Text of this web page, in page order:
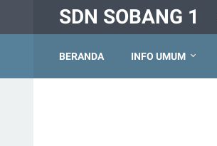
SDN SOBANG 1
BERANDA INFO UMUM